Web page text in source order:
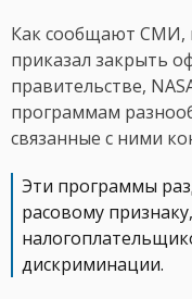
Как сообщают СМИ,
приказал закрыть
правительстве,
программам
связанные с ними
Эти программы
расовому
дискриминации.